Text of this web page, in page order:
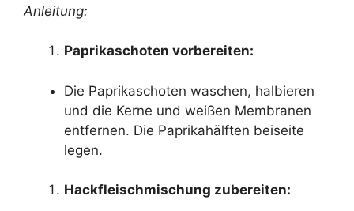
Anleitung:
Paprikaschoten vorbereiten:
Die Paprikaschoten waschen, halbieren
und die Kerne und weißen Membranen
entfernen. Die Paprikahälften beiseite
legen.
Hackfleischmischung zubereiten: